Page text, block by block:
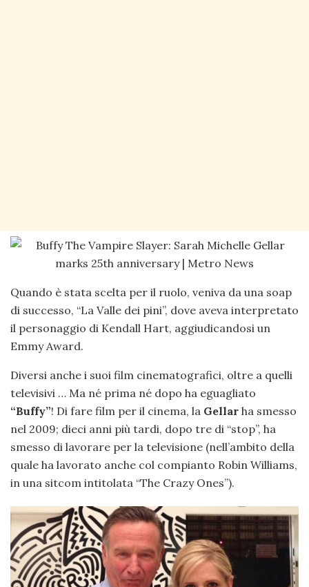
Quando è stata scelta per il ruolo, veniva da una soap
di successo, “La Valle dei pini”, dove aveva interpretato
il personaggio di Kendall Hart, aggiudicandosi un
Emmy Award.
Diversi anche i suoi film cinematografici, oltre a quelli
televisivi … Ma né prima né dopo ha eguagliato
“Buffy”! Di fare film per il cinema, la Gellar ha smesso
nel 2009; dieci anni più tardi, dopo tre di “stop”, ha
smesso di lavorare per la televisione (nell’ambito della
quale ha lavorato anche col compianto Robin Williams,
in una sitcom intitolata “The Crazy Ones”).